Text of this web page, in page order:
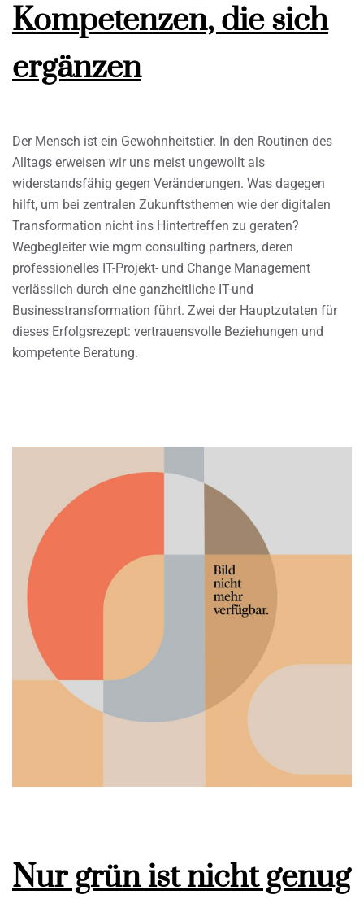
Kompetenzen, die sich
ergänzen
Der Mensch ist ein Gewohnheitstier. In den Routinen des
Alltags erweisen wir uns meist ungewollt als
widerstandsfähig gegen Veränderungen. Was dagegen
hilft, um bei zentralen Zukunftsthemen wie der digitalen
Transformation nicht ins Hintertreffen zu geraten?
Wegbegleiter wie mgm consulting partners, deren
professionelles IT-Projekt- und Change Management
verlässlich durch eine ganzheitliche IT-und
Businesstransformation führt. Zwei der Hauptzutaten für
dieses Erfolgsrezept: vertrauensvolle Beziehungen und
kompetente Beratung.
Nur grün ist nicht genug